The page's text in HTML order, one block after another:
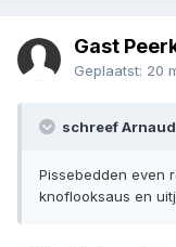
Gast
Geplaatst: 20
schreef
Pissebedden even
knoflooksaus en